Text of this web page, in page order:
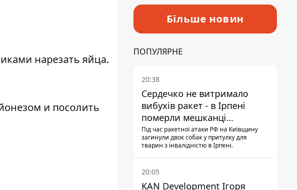
нарезать яйца.
и посолить
Більше новин
ПОПУЛЯРНЕ
20:38
Сердечко не витримало
вибухів ракет - в Ірпені
померли мешканці
притулку для собак з
інвалідністю
Під час ракетної атаки РФ на Київщину
загинули двоє собак у притулку для
тварин з інвалідністю в Ірпені.
20:05
KAN Development Ігоря